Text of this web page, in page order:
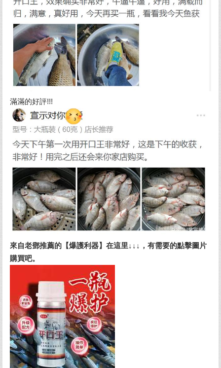
滿滿的好評!!!
來自老鄧推薦的【爆護利器】在這里↓↓↓，有需要的點擊圖片
購買吧。